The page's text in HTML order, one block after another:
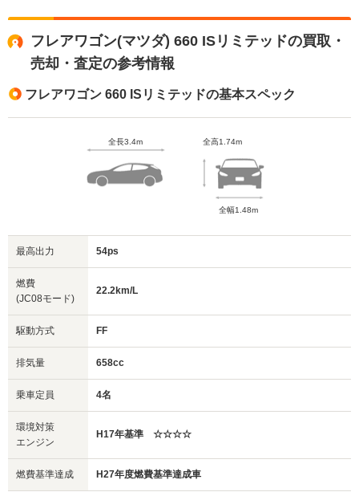
フレアワゴン(マツダ) 660 ISリミテッドの買取・
売却・査定の参考情報
フレアワゴン 660 ISリミテッドの基本スペック
全長3.4m 全高1.74m
全幅1.48m
最高出力 54ps
燃費
(JC08モード)
22.2km/L
駆動方式 FF
排気量 658cc
乗車定員 4名
環境対策
エンジン
H17年基準 ☆☆☆☆
燃費基準達成 H27年度燃費基準達成車